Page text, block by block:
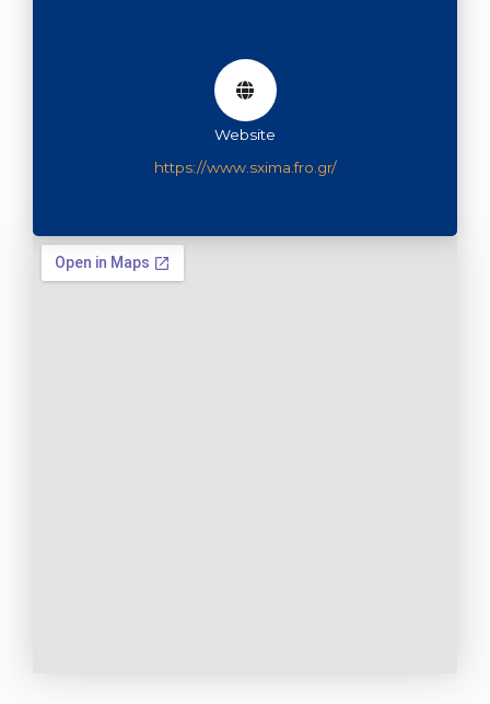
Website
https://www.sxima.fro.gr/